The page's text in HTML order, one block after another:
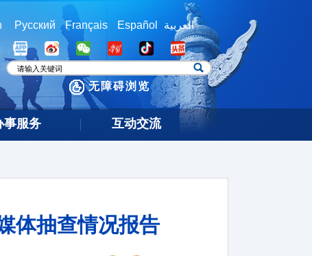
Русский Français Español العربية
无障碍浏览
事服务 互动交流
体抽查情况报告